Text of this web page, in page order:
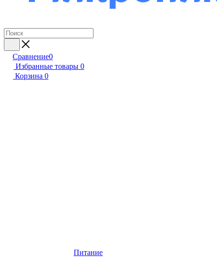
Сравнение0
Избранные товары 0
Корзина 0
Питание